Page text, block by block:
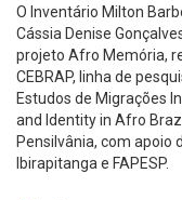
-
Projeto
Afro
Memória
O Inventário Milton
Cássia Denise
projeto Afro Memória,
CEBRAP, linha de
Estudos de Migrações
and Identity in Afro
Pensilvânia, com apoio
Ibirapitanga e FAPESP.